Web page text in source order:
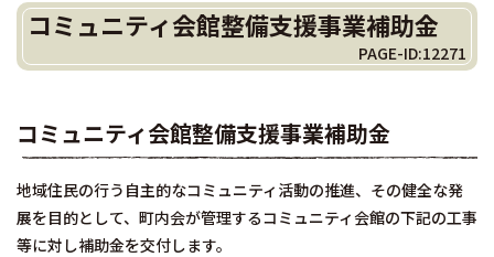
コミュニティ会館整備支援事業補助金
PAGE-ID:12271
コミュニティ会館整備支援事業補助金
地域住民の行う自主的なコミュニティ活動の推進、その健全な発
展を目的として、町内会が管理するコミュニティ会館の下記の工事
等に対し補助金を交付します。